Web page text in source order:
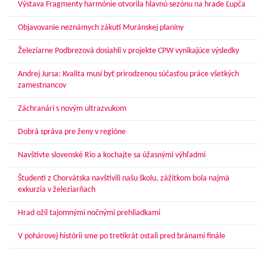
Výstava Fragmenty harmónie otvorila hlavnú sezónu na hrade Ľupča
Objavovanie neznámych zákutí Muránskej planiny
Železiarne Podbrezová dosiahli v projekte CPW vynikajúce výsledky
Andrej Jursa: Kvalita musí byť prirodzenou súčasťou práce všetkých
zamestnancov
Záchranári s novým ultrazvukom
Dobrá správa pre ženy v regióne
Navštívte slovenské Rio a kochajte sa úžasnými výhľadmi
Študenti z Chorvátska navštívili našu školu, zážitkom bola najmä
exkurzia v železiarňach
Hrad ožil tajomnými nočnými prehliadkami
V pohárovej histórii sme po tretíkrát ostali pred bránami finále